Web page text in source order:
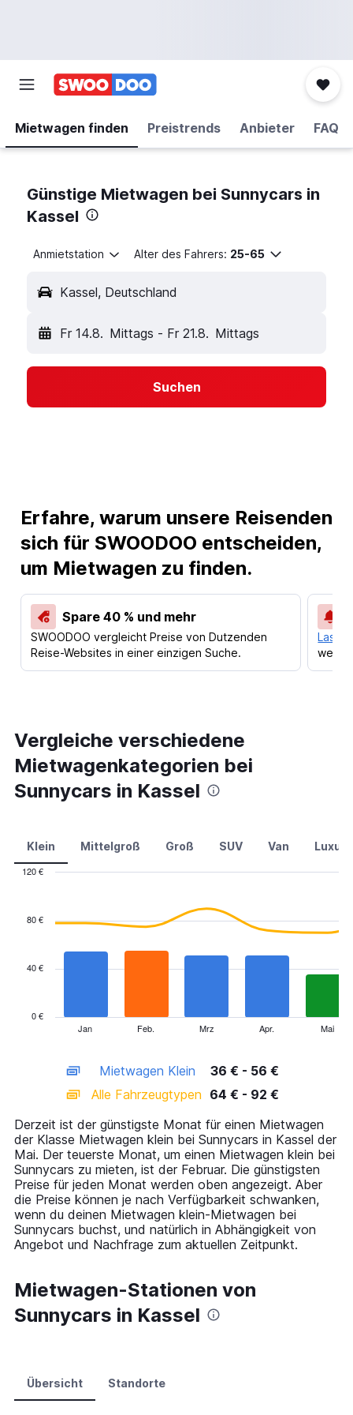
Mietwagen finden Preistrends Anbieter FAQ
Günstige Mietwagen bei Sunnycars in
Kassel
Anmietstation Alter des Fahrers: 25-65
Kassel, Deutschland
Fr 14.8. Mittags - Fr 21.8. Mittags
Suchen
Erfahre, warum unsere Reisenden
sich für SWOODOO entscheiden,
um Mietwagen zu finden.
Spare 40 % und mehr
SWOODOO vergleicht Preise von Dutzenden
Reise-Websites in einer einzigen Suche.
Lass
Vergleiche verschiedene
Mietwagenkategorien bei
Sunnycars in Kassel
Klein Mittelgroß Groß SUV Van
has
displaying
categories.
14
categories.
The
chart
has
1
Y
axis
displaying
values.
0
to
120.
Jan Feb. Mrz Apr. Mai
0 €
40 €
80 €
120 €
Mietwagen Klein
36 € - 56 €
Alle Fahrzeugtypen 64 € - 92 €
Derzeit ist der günstigste Monat für einen Mietwagen
der Klasse Mietwagen klein bei Sunnycars in Kassel der
Mai. Der teuerste Monat, um einen Mietwagen klein bei
Sunnycars zu mieten, ist der Februar. Die günstigsten
Preise für jeden Monat werden oben angezeigt. Aber
die Preise können je nach Verfügbarkeit schwanken,
wenn du deinen Mietwagen klein-Mietwagen bei
Sunnycars buchst, und natürlich in Abhängigkeit von
Angebot und Nachfrage zum aktuellen Zeitpunkt.
Mietwagen-Stationen von
Sunnycars in Kassel
Übersicht Standorte